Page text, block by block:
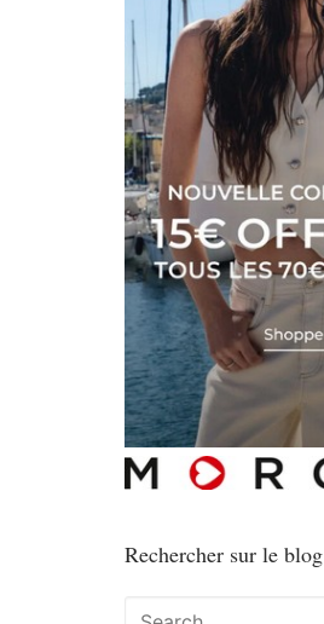
Rechercher sur le blog
Rechercher